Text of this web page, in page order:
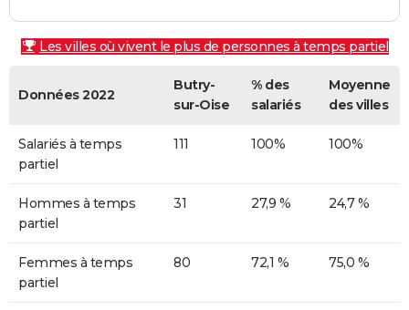
Les villes où vivent le plus de personnes à temps partiel
Données 2022
Butry-
sur-Oise
% des
salariés
Moyenne
des villes
Salariés à temps
partiel
111 100% 100%
Hommes à temps
partiel
31 27,9 % 24,7 %
Femmes à temps
partiel
80 72,1 % 75,0 %